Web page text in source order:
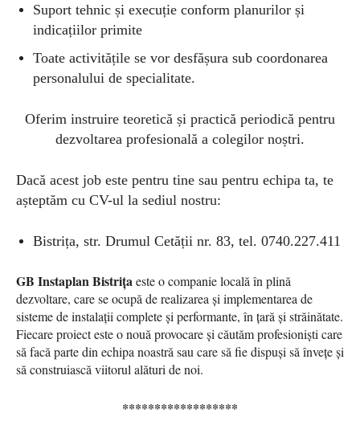
Suport tehnic și execuție conform planurilor și
indicațiilor primite
Toate activitățile se vor desfășura sub coordonarea
personalului de specialitate.
Oferim instruire teoretică și practică periodică pentru
dezvoltarea profesională a colegilor noștri.
Dacă acest job este pentru tine sau pentru echipa ta, te
așteptăm cu CV-ul la sediul nostru:
Bistrița, str. Drumul Cetății nr. 83, tel. 0740.227.411
GB Instaplan Bistrițaeste o companie locală în plină
dezvoltare, care se ocupă de realizarea și implementarea de
sisteme de instalații complete și performante, în țară și străinătate.
Fiecare proiect este o nouă provocare și căutăm profesioniști care
să facă parte din echipa noastră sau care să fie dispuși să învețe și
să construiască viitorul alături de noi.
******************